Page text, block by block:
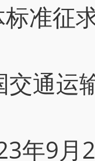
准征
运输
月